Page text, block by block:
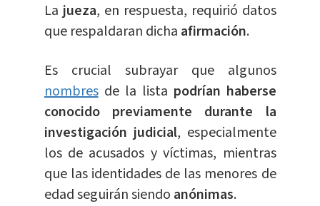
La jueza, en respuesta, requirió datos
que respaldaran dicha afirmación.
Es crucial subrayar que algunos
nombresde la lista podrían haberse
conocido previamente durante la
investigación judicial, especialmente
los de acusados y víctimas, mientras
que las identidades de las menores de
edad seguirán siendo anónimas.